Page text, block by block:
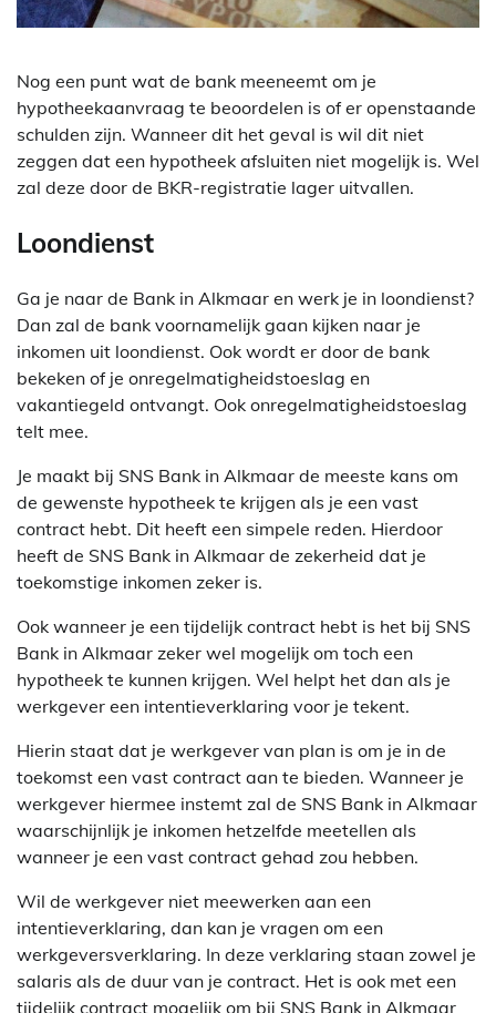
Nog een punt wat de bank meeneemt om je
hypotheekaanvraag te beoordelen is of er openstaande
schulden zijn. Wanneer dit het geval is wil dit niet
zeggen dat een hypotheek afsluiten niet mogelijk is. Wel
zal deze door de BKR-registratie lager uitvallen.
Loondienst
Ga je naar de Bank in Alkmaar en werk je in loondienst?
Dan zal de bank voornamelijk gaan kijken naar je
inkomen uit loondienst. Ook wordt er door de bank
bekeken of je onregelmatigheidstoeslag en
vakantiegeld ontvangt. Ook onregelmatigheidstoeslag
telt mee.
Je maakt bij SNS Bank in Alkmaar de meeste kans om
de gewenste hypotheek te krijgen als je een vast
contract hebt. Dit heeft een simpele reden. Hierdoor
heeft de SNS Bank in Alkmaar de zekerheid dat je
toekomstige inkomen zeker is.
Ook wanneer je een tijdelijk contract hebt is het bij SNS
Bank in Alkmaar zeker wel mogelijk om toch een
hypotheek te kunnen krijgen. Wel helpt het dan als je
werkgever een intentieverklaring voor je tekent.
Hierin staat dat je werkgever van plan is om je in de
toekomst een vast contract aan te bieden. Wanneer je
werkgever hiermee instemt zal de SNS Bank in Alkmaar
waarschijnlijk je inkomen hetzelfde meetellen als
wanneer je een vast contract gehad zou hebben.
Wil de werkgever niet meewerken aan een
intentieverklaring, dan kan je vragen om een
werkgeversverklaring. In deze verklaring staan zowel je
salaris als de duur van je contract. Het is ook met een
tijdelijk contract mogelijk om bij SNS Bank in Alkmaar